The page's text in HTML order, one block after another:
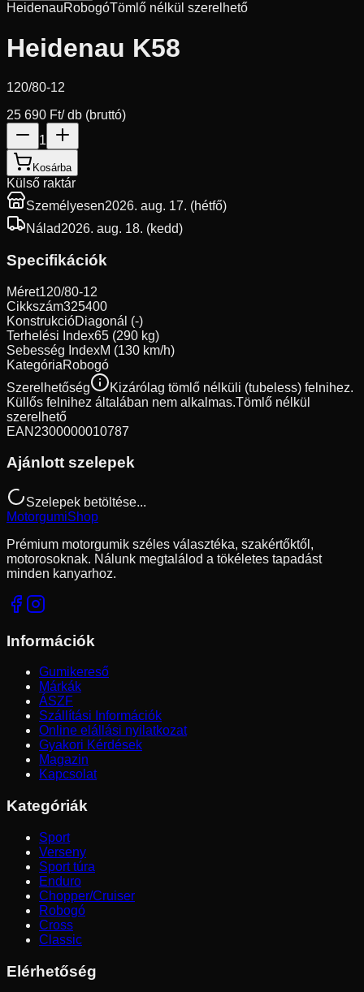
HeidenauRobogóTömlő nélkül szerelhető
Heidenau K58
120/80-12
25 690 Ft/ db (bruttó)
1
Kosárba
Külső raktár
Személyesen2026. aug. 17. (hétfő)
Nálad2026. aug. 18. (kedd)
Specifikációk
Méret120/80-12
Cikkszám325400
KonstrukcióDiagonál (-)
Terhelési Index65 (290 kg)
Sebesség IndexM (130 km/h)
KategóriaRobogó
Szerelhetőség
Kizárólag tömlő nélküli (tubeless) felnihez.
Küllős felnihez általában nem alkalmas.Tömlő nélkül
szerelhető
EAN 2300000010787
Ajánlott szelepek
Szelepek betöltése...
MotorgumiShop
Prémium motorgumik széles választéka, szakértőktől,
motorosoknak. Nálunk megtalálod a tökéletes tapadást
minden kanyarhoz.
Információk
Gumikereső
Márkák
ÁSZF
Szállítási Információk
Online elállási nyilatkozat
Gyakori Kérdések
Magazin
Kapcsolat
Kategóriák
Sport
Verseny
Sport túra
Enduro
Chopper/Cruiser
Robogó
Cross
Classic
Elérhetőség